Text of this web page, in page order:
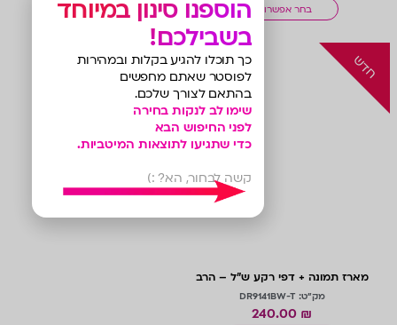
בחר אפשרויות
חדש
מארז תמונה + דפי רקע ש”ל – הרב
שטיינמן // כסלו
מק"ט: DR9141BW-T
₪
הוספנו סינון במיוחד
בשבילכם!
כך תוכלו להגיע בקלות ובמהירות
לפוסטר שאתם מחפשים
בהתאם לצורך שלכם.
שימו לב לנקות בחירה
לפני החיפוש הבא
כדי שתגיעו לתוצאות המיטביות.
קשה לבחור, הא? :)